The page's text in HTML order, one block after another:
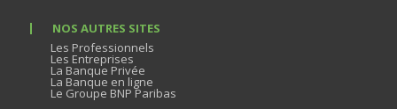
NOS AUTRES SITES
Les Professionnels
Les Entreprises
La Banque Privée
La Banque en ligne
Le Groupe BNP Paribas